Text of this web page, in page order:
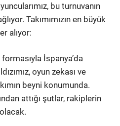
bu turnuvanın
Takımımızın en büyük
alıyor:
İspanya’da
oyun zekası ve
beyni konumunda.
attığı şutlar, rakiplerin